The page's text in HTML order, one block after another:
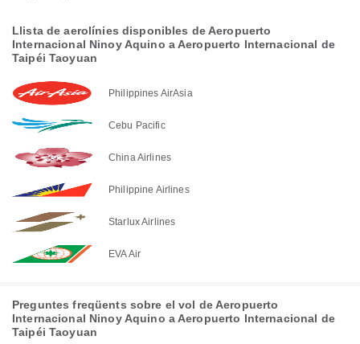
Llista de aerolínies disponibles de Aeropuerto
Internacional Ninoy Aquino a Aeropuerto Internacional de
Taipéi Taoyuan
Philippines AirAsia
Cebu Pacific
China Airlines
Philippine Airlines
Starlux Airlines
EVA Air
Preguntes freqüents sobre el vol de Aeropuerto
Internacional Ninoy Aquino a Aeropuerto Internacional de
Taipéi Taoyuan